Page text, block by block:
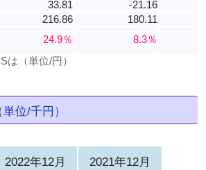
33.81 -21.16
216.86 180.11
24.9％
8.3％
（単位/円）
位/千円）
2022年12月 2021年12月